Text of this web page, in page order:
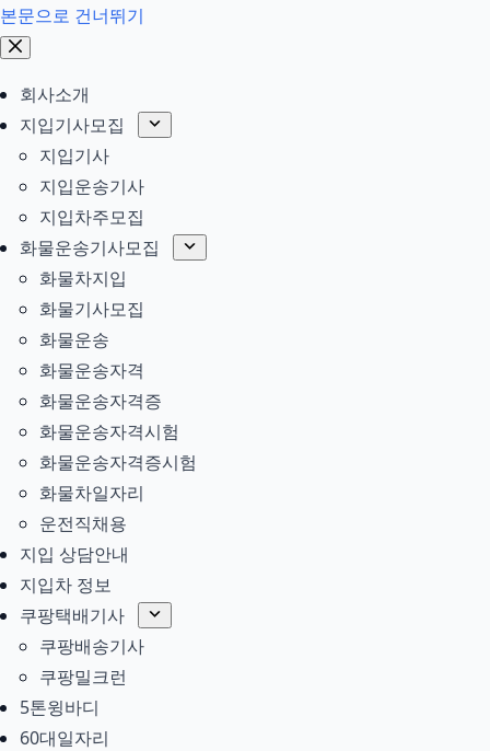
본문으로 건너뛰기
회사소개
지입기사모집
지입기사
지입운송기사
지입차주모집
화물운송기사모집
화물차지입
화물기사모집
화물운송
화물운송자격
화물운송자격증
화물운송자격시험
화물운송자격증시험
화물차일자리
운전직채용
지입 상담안내
지입차 정보
쿠팡택배기사
쿠팡배송기사
쿠팡밀크런
5톤윙바디
60대일자리